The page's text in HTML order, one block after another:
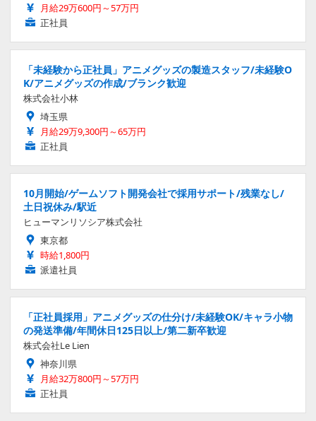
月給29万600円～57万円
正社員
「未経験から正社員」アニメグッズの製造スタッフ/未経験O
K/アニメグッズの作成/ブランク歓迎
株式会社小林
埼玉県
月給29万9,300円～65万円
正社員
10月開始/ゲームソフト開発会社で採用サポート/残業なし/
土日祝休み/駅近
ヒューマンリソシア株式会社
東京都
時給1,800円
派遣社員
「正社員採用」アニメグッズの仕分け/未経験OK/キャラ小物
の発送準備/年間休日125日以上/第二新卒歓迎
株式会社Le Lien
神奈川県
月給32万800円～57万円
正社員